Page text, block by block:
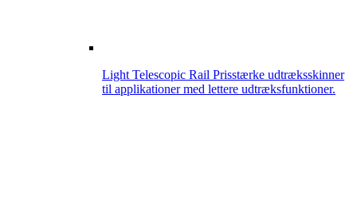
Light Telescopic Rail Prisstærke udtræksskinner
til applikationer med lettere udtræksfunktioner.